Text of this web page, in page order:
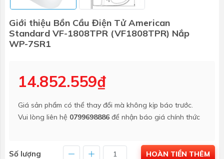
Giới thiệu Bồn Cầu Điện Tử American
Standard VF-1808TPR (VF1808TPR) Nắp
WP-7SR1
14.852.559₫
Giá sản phẩm có thể thay đổi mà không kịp báo trước.
Vui lòng liên hệ 0799698886 để nhận báo giá chính thức
Số lượng HOÀN TIỀN THÊM